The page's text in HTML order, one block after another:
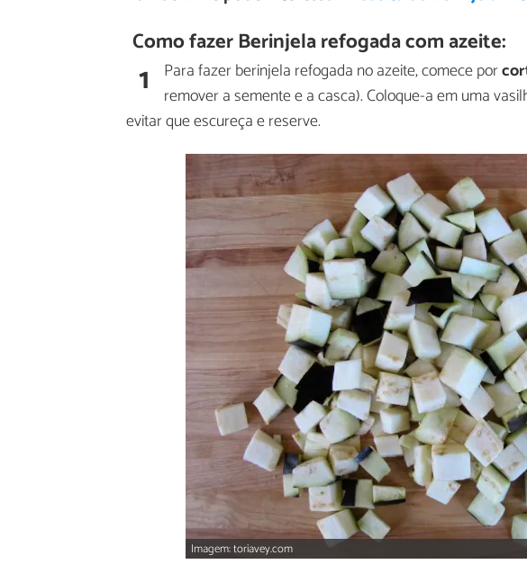
Como fazer Berinjela refogada com azeite:
1 Para fazer berinjela refogada no azeite, comece por
remover a semente e a casca). Coloque-a em uma
evitar que escureça e reserve.
Imagem: toriavey.com